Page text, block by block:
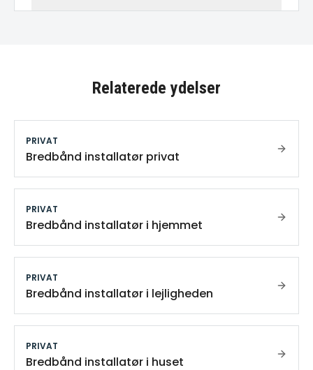
Relaterede ydelser
PRIVAT
Bredbånd installatør privat
PRIVAT
Bredbånd installatør i hjemmet
PRIVAT
Bredbånd installatør i lejligheden
PRIVAT
Bredbånd installatør i huset